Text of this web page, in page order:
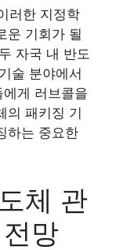
러한 지정학
운 기회가 될
자국 내 반도
술 분야에서
게 러브콜을
의 패키징 기
하는 중요한
체 관
망